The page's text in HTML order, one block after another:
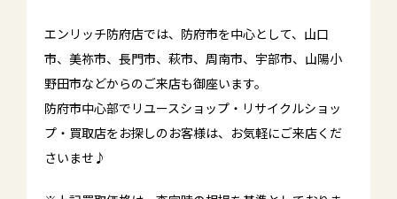
エンリッチ防府店では、防府市を中心として、山口
市、美祢市、長門市、萩市、周南市、宇部市、山陽小
野田市などからのご来店も御座います。
防府市中心部でリユースショップ・リサイクルショッ
プ・買取店をお探しのお客様は、お気軽にご来店くだ
さいませ♪